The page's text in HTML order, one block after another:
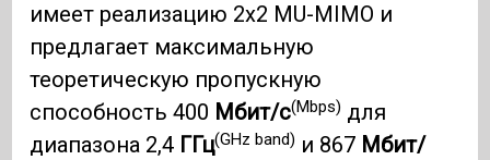
имеет реализацию 2x2 MU-MIMO и
предлагает максимальную
теоретическую пропускную
способность 400 Мбит/с(Mbps) для
диапазона 2,4 ГГц(GHz band) и 867 Мбит/